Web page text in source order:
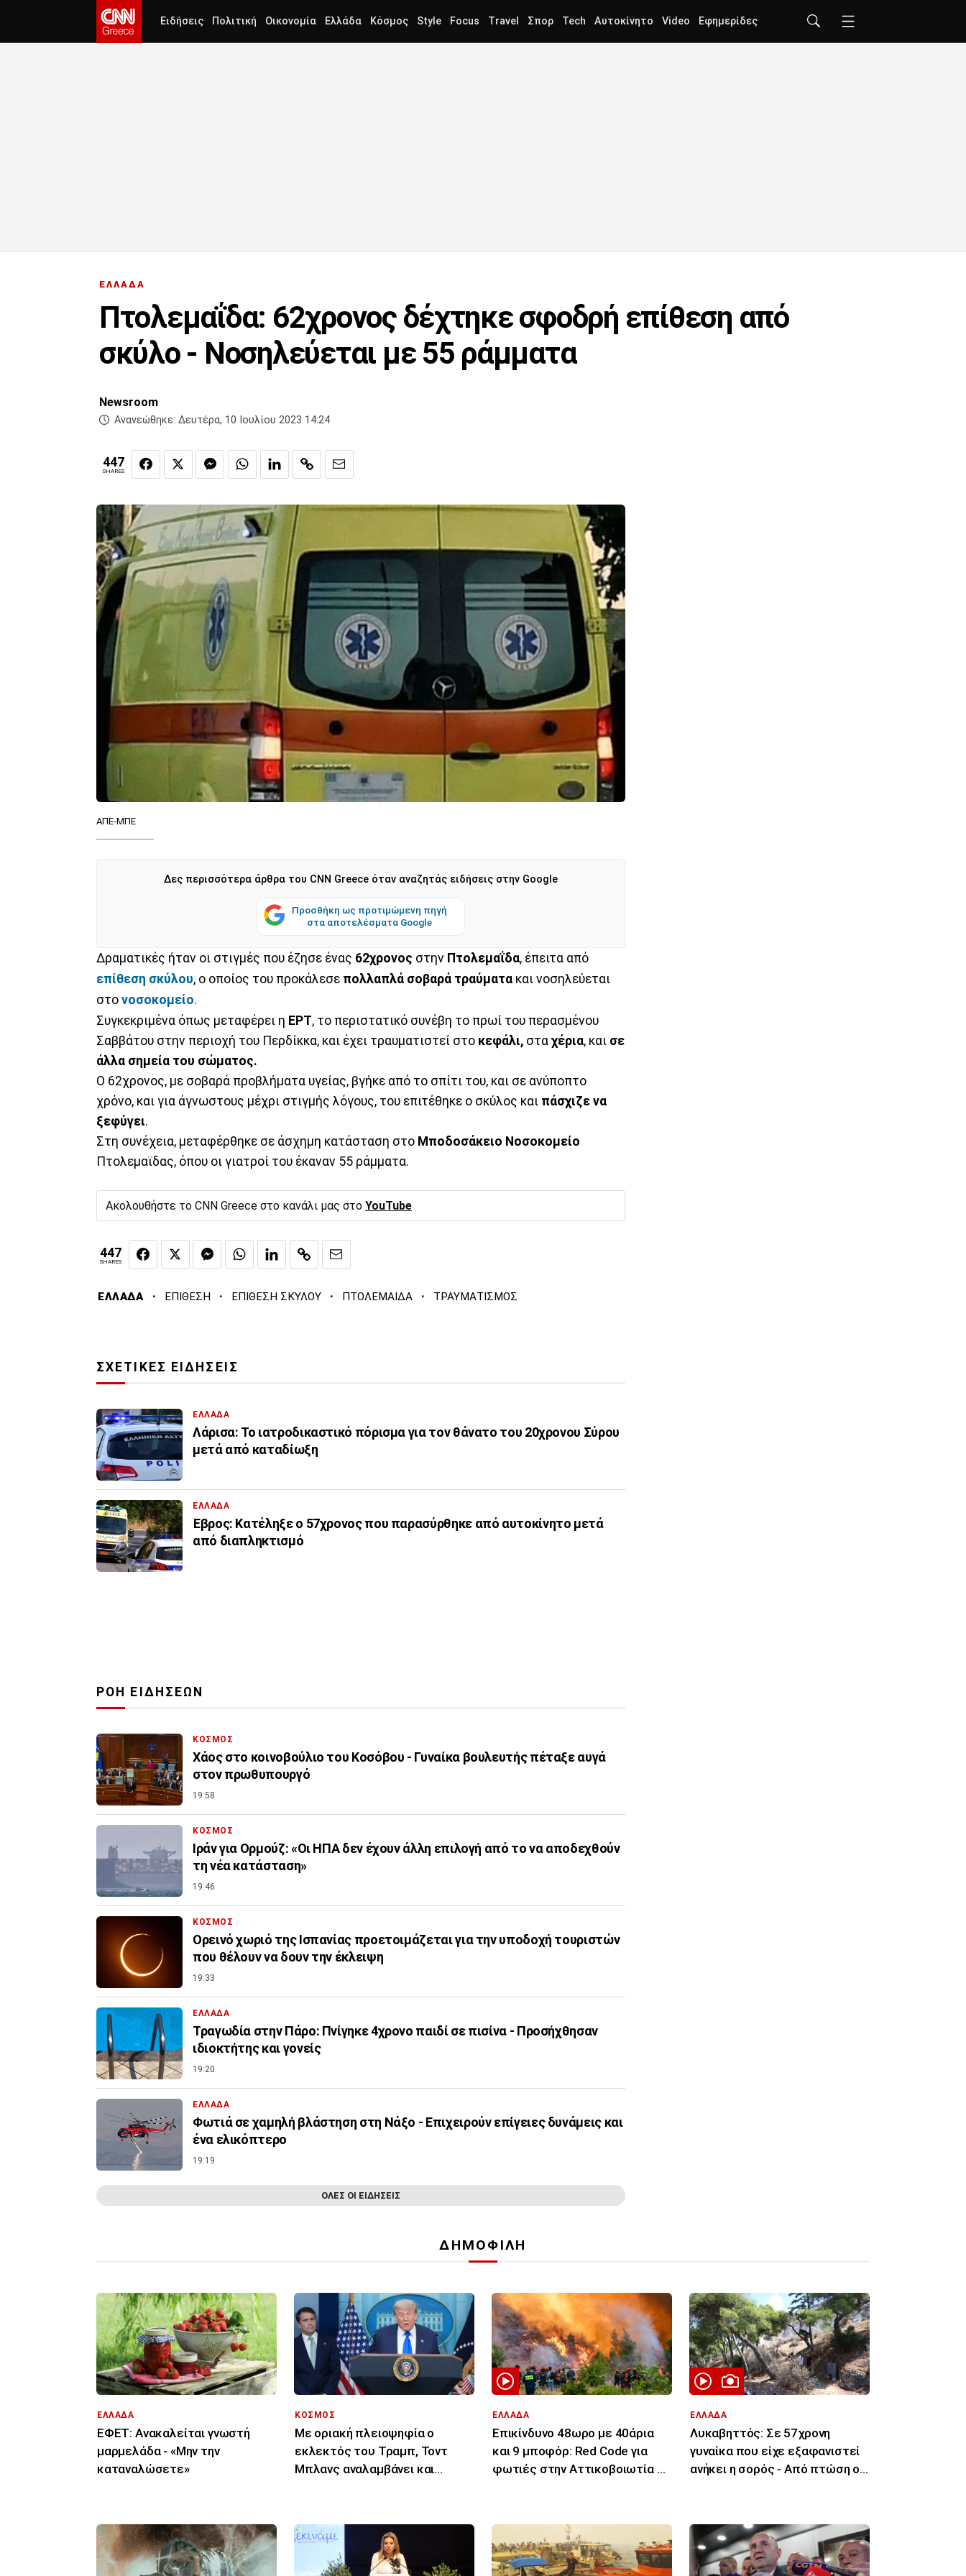
Ειδήσεις Πολιτική Οικονομία Ελλάδα Κόσμος Style Focus Travel Σπορ Tech Αυτοκίνητο Video Εφημερίδες
ΕΛΛΑΔΑ
Πτολεμαΐδα: 62χρονος δέχτηκε σφοδρή επίθεση από
σκύλο - Νοσηλεύεται με 55 ράμματα
Newsroom
Ανανεώθηκε: Δευτέρα, 10 Ιουλίου 2023 14:24
447
SHARES
ΑΠΕ-ΜΠΕ
Δες περισσότερα άρθρα του CNN Greece όταν αναζητάς ειδήσεις στην Google
Προσθήκη ως προτιμώμενη πηγή
στα αποτελέσματα Google
Δραματικές ήταν οι στιγμές που έζησε ένας 62χρονος στην Πτολεμαΐδα, έπειτα από
επίθεση σκύλου, ο οποίος του προκάλεσε πολλαπλά σοβαρά τραύματα και νοσηλεύεται
στο νοσοκομείο.
Συγκεκριμένα όπως μεταφέρει η ΕΡΤ, το περιστατικό συνέβη το πρωί του περασμένου
Σαββάτου στην περιοχή του Περδίκκα, και έχει τραυματιστεί στο κεφάλι, στα χέρια, και σε
άλλα σημεία του σώματος.
Ο 62χρονος, με σοβαρά προβλήματα υγείας, βγήκε από το σπίτι του, και σε ανύποπτο
χρόνο, και για άγνωστους μέχρι στιγμής λόγους, του επιτέθηκε ο σκύλος και πάσχιζε να
ξεφύγει.
Στη συνέχεια, μεταφέρθηκε σε άσχημη κατάσταση στο Μποδοσάκειο Νοσοκομείο
Πτολεμαϊδας, όπου οι γιατροί του έκαναν 55 ράμματα.
Ακολουθήστε το CNN Greece στο κανάλι μας στο YouTube
447
SHARES
ΕΛΛΑΔΑ · ΕΠΙΘΕΣΗ · ΕΠΙΘΕΣΗ ΣΚΥΛΟΥ · ΠΤΟΛΕΜΑΙΔΑ · ΤΡΑΥΜΑΤΙΣΜΟΣ
ΣΧΕΤΙΚΕΣ ΕΙΔΗΣΕΙΣ
ΕΛΛΑΔΑ
Λάρισα: Το ιατροδικαστικό πόρισμα για τον θάνατο του 20χρονου Σύρου
μετά από καταδίωξη
ΕΛΛΑΔΑ
Έβρος: Κατέληξε ο 57χρονος που παρασύρθηκε από αυτοκίνητο μετά
από διαπληκτισμό
ΡΟΗ ΕΙΔΗΣΕΩΝ
ΚΟΣΜΟΣ
Χάος στο κοινοβούλιο του Κοσόβου - Γυναίκα βουλευτής πέταξε αυγά
στον πρωθυπουργό
19:58
ΚΟΣΜΟΣ
Ιράν για Ορμούζ: «Οι ΗΠΑ δεν έχουν άλλη επιλογή από το να αποδεχθούν
τη νέα κατάσταση»
19:46
ΚΟΣΜΟΣ
Ορεινό χωριό της Ισπανίας προετοιμάζεται για την υποδοχή τουριστών
που θέλουν να δουν την έκλειψη
19:33
ΕΛΛΑΔΑ
Τραγωδία στην Πάρο: Πνίγηκε 4χρονο παιδί σε πισίνα - Προσήχθησαν
ιδιοκτήτης και γονείς
19:20
ΕΛΛΑΔΑ
Φωτιά σε χαμηλή βλάστηση στη Νάξο - Επιχειρούν επίγειες δυνάμεις και
ένα ελικόπτερο
19:19
ΟΛΕΣ ΟΙ ΕΙΔΗΣΕΙΣ
ΔΗΜΟΦΙΛΗ
ΕΛΛΑΔΑ
ΕΦΕΤ: Ανακαλείται γνωστή
μαρμελάδα - «Μην την
καταναλώσετε»
ΚΟΣΜΟΣ
Με οριακή πλειοψηφία ο
εκλεκτός του Τραμπ, Τοντ
Μπλανς αναλαμβάνει και
ΕΛΛΑΔΑ
Επικίνδυνο 48ωρο με 40άρια
και 9 μποφόρ: Red Code για
φωτιές στην Αττικοβοιωτία κι
ΕΛΛΑΔΑ
Λυκαβηττός: Σε 57χρονη
γυναίκα που είχε εξαφανιστεί
ανήκει η σορός - Από πτώση ο